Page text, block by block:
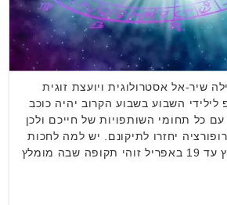
שיר-אל אסטרולוגית ויועצת זוגית
השבוע בשבוע הקרוב יהיה כוכב
כל תחומי השותפויות של חייכם ולכן
יחזרו לתיקונם. יש למה לחכות
ולקוות !!! טלה 21 במרץ עד 19 באפריל זוהי תקופה שבה מומלץ